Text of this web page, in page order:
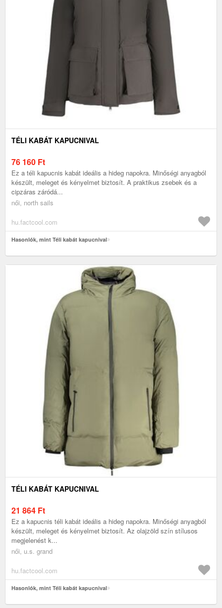
TÉLI KABÁT KAPUCNIVAL
76 160 Ft
Ez a téli kapucnis kabát ideális a hideg napokra. Minőségi anyagból
készült, meleget és kényelmet biztosít. A praktikus zsebek és a
cipzáras záródá...
női, north sails
hu.factcool.com
Hasonlók, mint Téli kabát kapucnival
TÉLI KABÁT KAPUCNIVAL
21 864 Ft
Ez a kapucnis téli kabát ideális a hideg napokra. Minőségi anyagból
készült, meleget és kényelmet biztosít. Az olajzöld szín stílusos
megjelenést k...
női, u.s. grand
hu.factcool.com
Hasonlók, mint Téli kabát kapucnival